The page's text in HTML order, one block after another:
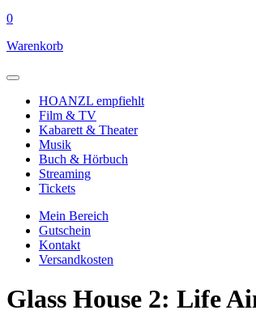
0
Warenkorb
HOANZL empfiehlt
Film & TV
Kabarett & Theater
Musik
Buch & Hörbuch
Streaming
Tickets
Mein Bereich
Gutschein
Kontakt
Versandkosten
Glass House 2: Life